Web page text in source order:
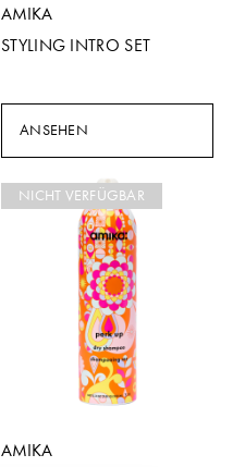
AMIKA
STYLING INTRO SET
ANSEHEN
NICHT VERFÜGBAR
AMIKA